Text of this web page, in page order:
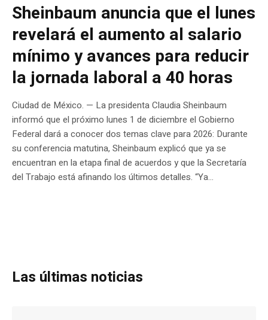
Sheinbaum anuncia que el lunes
revelará el aumento al salario
mínimo y avances para reducir
la jornada laboral a 40 horas
Ciudad de México. — La presidenta Claudia Sheinbaum
informó que el próximo lunes 1 de diciembre el Gobierno
Federal dará a conocer dos temas clave para 2026: Durante
su conferencia matutina, Sheinbaum explicó que ya se
encuentran en la etapa final de acuerdos y que la Secretaría
del Trabajo está afinando los últimos detalles. “Ya...
Las últimas noticias